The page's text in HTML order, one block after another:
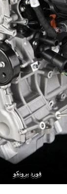
فورد برونكو
فورد برونكو